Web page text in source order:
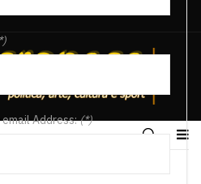
email Address:(*)